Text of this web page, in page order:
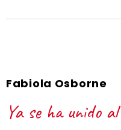
Fabiola Osborne
Ya se ha unido